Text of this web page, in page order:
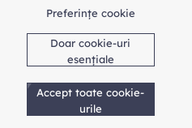
Preferințe cookie
Doar cookie-uri
esențiale
Accept toate cookie-
urile